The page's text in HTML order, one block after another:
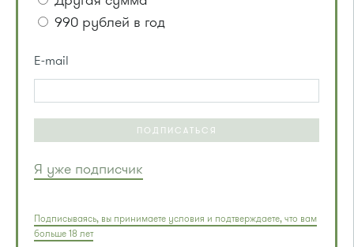
990 рублей в год
E-mail
ПОДПИСАТЬСЯ
Я уже подписчик
Подписываясь, вы принимаете условия и подтверждаете, что вам
больше 18 лет